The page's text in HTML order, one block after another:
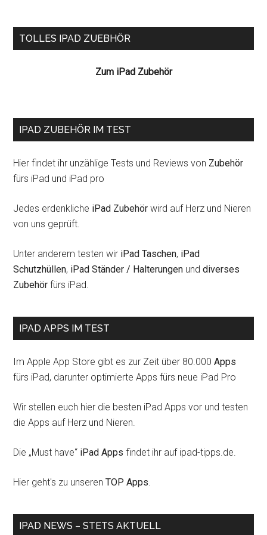
Seitenspalte
TOLLES IPAD ZUEBHÖR
Zum iPad Zubehör
IPAD ZUBEHÖR IM TEST
Hier findet ihr unzählige Tests und Reviews von Zubehör
fürs iPad und iPad pro
Jedes erdenkliche iPad Zubehör wird auf Herz und Nieren
von uns geprüft.
Unter anderem testen wir iPad Taschen, iPad
Schutzhüllen, iPad Ständer / Halterungen unddiverses
Zubehör fürs iPad.
IPAD APPS IM TEST
Im Apple App Store gibt es zur Zeit über 80.000Apps
fürs iPad, darunter optimierte Apps fürs neue iPad Pro
Wir stellen euch hier die besten iPad Apps vor und testen
die Apps auf Herz und Nieren.
Die „Must have“ iPad Apps findet ihr auf ipad-tipps.de.
Hier geht's zu unserenTOP Apps.
IPAD NEWS – STETS AKTUELL